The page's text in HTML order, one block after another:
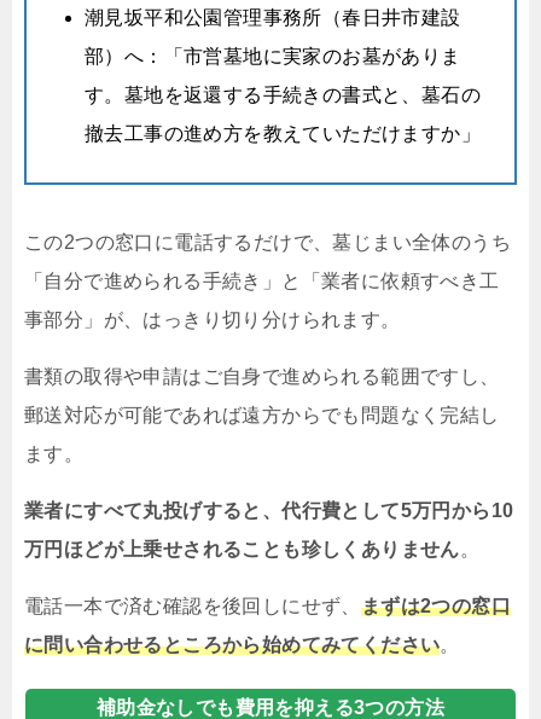
潮見坂平和公園管理事務所（春日井市建設
部）へ：「市営墓地に実家のお墓がありま
す。墓地を返還する手続きの書式と、墓石の
撤去工事の進め方を教えていただけますか」
この2つの窓口に電話するだけで、墓じまい全体のうち
「自分で進められる手続き」と「業者に依頼すべき工
事部分」が、はっきり切り分けられます。
書類の取得や申請はご自身で進められる範囲ですし、
郵送対応が可能であれば遠方からでも問題なく完結し
ます。
業者にすべて丸投げすると、代行費として5万円から10
万円ほどが上乗せされることも珍しくありません。
電話一本で済む確認を後回しにせず、 まずは2つの窓口
に問い合わせるところから始めてみてください。
補助金なしでも費用を抑える3つの方法